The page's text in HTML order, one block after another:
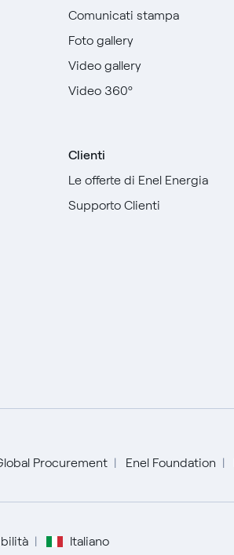
Comunicati stampa
Foto gallery
Video gallery
Video 360º
Clienti
Le offerte di Enel Energia
Supporto Clienti
Procurement Enel Foundation
Italiano